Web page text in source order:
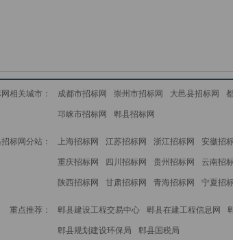
相关城市： 成都市招标网 崇州市招标网 大邑县招标网
邛崃市招标网 郫县招标网
标网分站： 上海招标网 江苏招标网 浙江招标网 安徽招
重庆招标网 四川招标网 贵州招标网 云南招
陕西招标网 甘肃招标网 青海招标网 宁夏招
重点推荐： 郫县建设工程交易中心 郫县在建工程信息网
郫县规划建设环保局 郫县国税局